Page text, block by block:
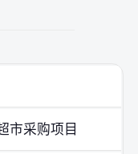
市采购项目